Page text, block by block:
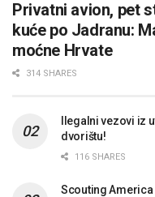
Privatni avion, pet
kuće po Jadranu:
moćne Hrvate
314 SHARES
Ilegalni vezovi iz
dvorištu!
116 SHARES
Scouting